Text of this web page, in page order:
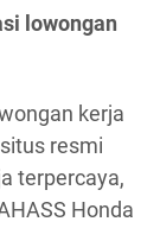
lowongan
kerja
resmi
terpercaya,
Honda